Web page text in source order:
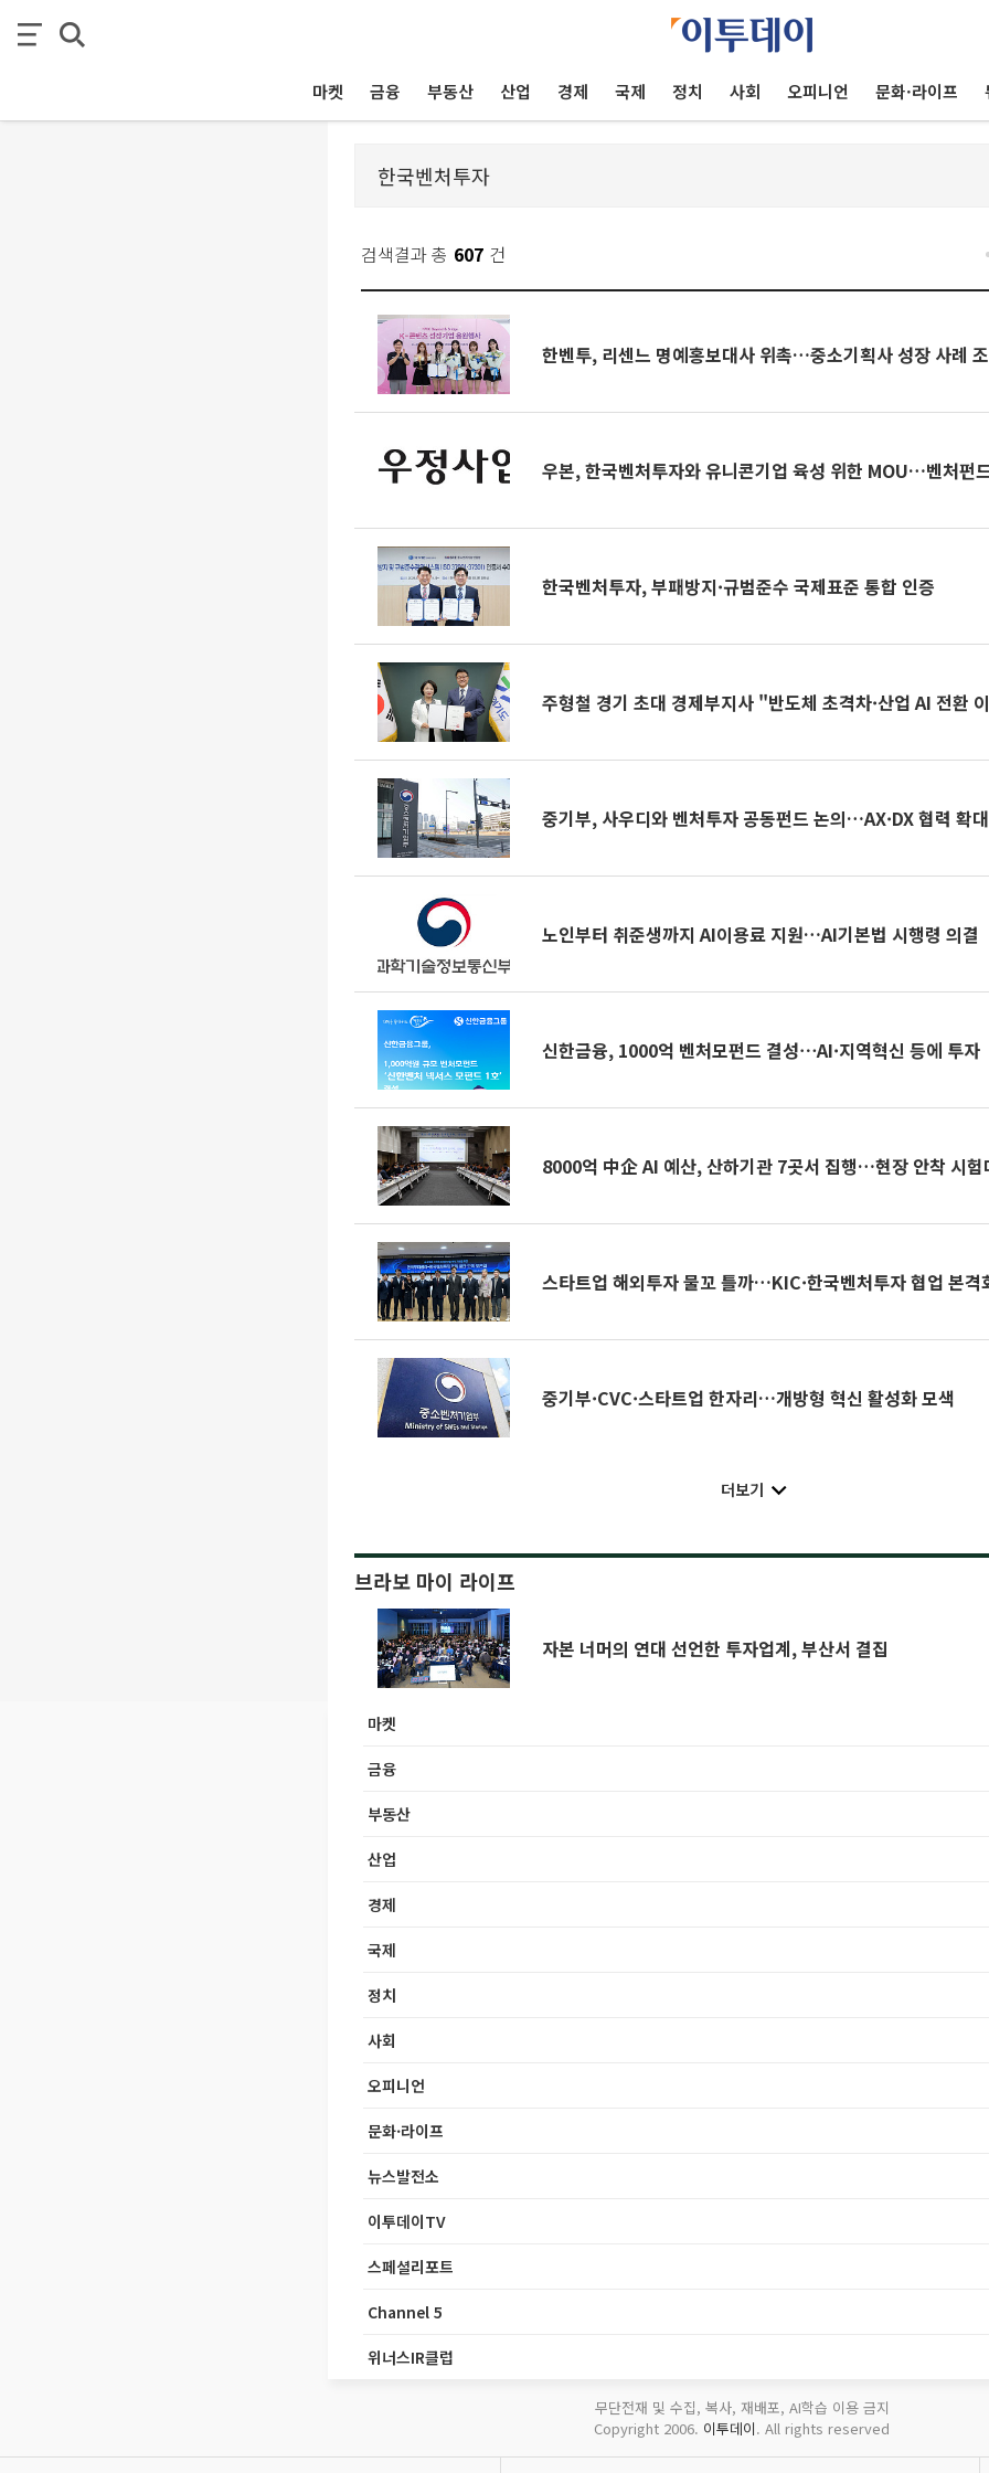
마켓 금융 부동산 산업 경제 국제 정치 사회 오피니언 문화·라이프
검색결과 총 607 건
한벤투, 리센느 명예홍보대사 위촉…중소기획사 성장 사례
우본, 한국벤처투자와 유니콘기업 육성 위한 MOU…벤처펀
한국벤처투자, 부패방지·규범준수 국제표준 통합 인증
주형철 경기 초대 경제부지사 "반도체 초격차·산업 AI 전환
중기부, 사우디와 벤처투자 공동펀드 논의…AX·DX 협력 확대
노인부터 취준생까지 AI이용료 지원…AI기본법 시행령 의결
신한금융, 1000억 벤처모펀드 결성⋯AI·지역혁신 등에 투자
8000억 中企 AI 예산, 산하기관 7곳서 집행…현장 안착 시험
스타트업 해외투자 물꼬 틀까…KIC·한국벤처투자 협업 본격
중기부·CVC·스타트업 한자리…개방형 혁신 활성화 모색
더보기
브라보 마이 라이프
자본 너머의 연대 선언한 투자업계, 부산서 결집
마켓
금융
부동산
산업
경제
국제
정치
사회
오피니언
문화·라이프
뉴스발전소
이투데이TV
스페셜리포트
Channel 5
위너스IR클럽
무단전재 및 수집, 복사, 재배포, AI학습 이용 금지
Copyright 2006. 이투데이. All rights reserved